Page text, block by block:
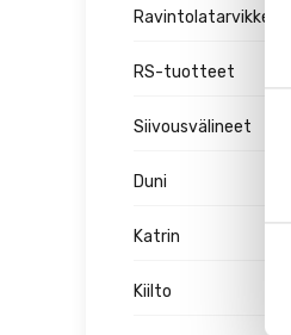
Ravintolatarvikkeet
RS-tuotteet
Siivousvälineet
Duni
Katrin
Kiilto